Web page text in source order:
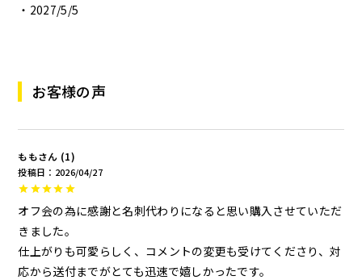
2027/5/5
お客様の声
もも 1
投稿日 2026/04/27
オフ会の為に感謝と名刺代わりになると思い購入させていただ
きました。
仕上がりも可愛らしく、コメントの変更も受けてくださり、対
応から送付までがとても迅速で嬉しかったです。